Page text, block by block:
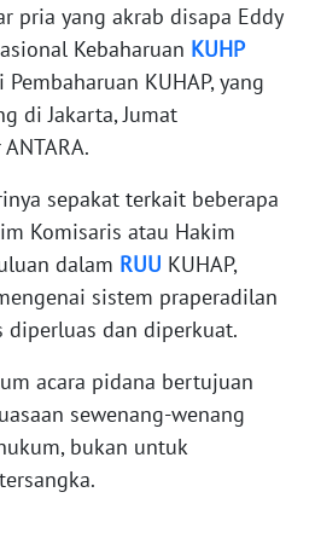
pria yang akrab disapa Eddy
Kebaharuan KUHP
KUHAP, yang
di Jakarta, Jumat
sepakat terkait beberapa
Komisaris atau Hakim
dalam RUU KUHAP,
sistem praperadilan
diperluas dan diperkuat.
acara pidana bertujuan
sewenang-wenang
bukan untuk